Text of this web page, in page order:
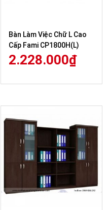
Bàn Làm Việc Chữ L Cao
Cấp Fami CP1800H(L)
2.228.000₫